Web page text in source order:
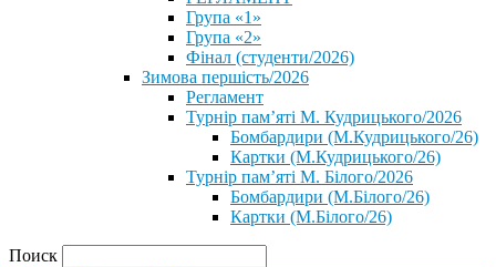
Група «1»
Група «2»
Фінал (студенти/2026)
⁨Зимова першість/2026⁩
Регламент
Турнір пам’яті М. Кудрицького/2026
Бомбардири (М.Кудрицького/26)
Картки (М.Кудрицького/26)
Турнір пам’яті М. Білого/2026
Бомбардири (М.Білого/26)
Картки (М.Білого/26)
Поиск